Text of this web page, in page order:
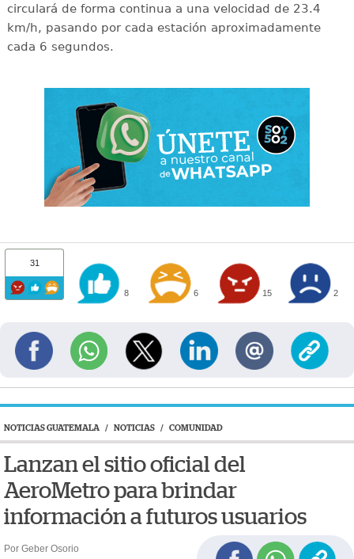
circulará de forma continua a una velocidad de 23.4
km/h, pasando por cada estación aproximadamente
cada 6 segundos.
31
8 6 15 2
NOTICIAS GUATEMALA / NOTICIAS / COMUNIDAD
Lanzan el sitio oficial del
AeroMetro para brindar
información a futuros usuarios
Por Geber Osorio